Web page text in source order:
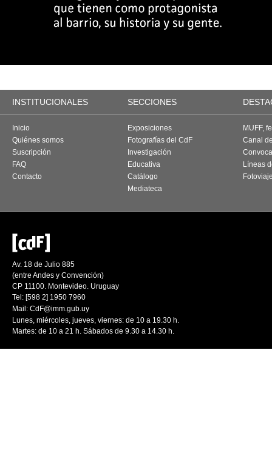
INSTITUCIONALES SECCIONES
Inicio
Quiénes somos
Suscripción
FAQ
Contacto
Exposiciones
Fotografías del CdF
Investigación
Educativa
Catálogo
Mediateca
MUFF,
Canal
Líneas
Av. 18 de Julio 885
(entre Andes y Convención)
CP 11100. Montevideo. Uruguay
Tel: [598 2] 1950 7960
Mail: CdF@imm.gub.uy
Lunes, miércoles, jueves, viernes: de 10 a 19.30 h.
Martes: de 10 a 21 h. Sábados de 9.30 a 14.30 h.